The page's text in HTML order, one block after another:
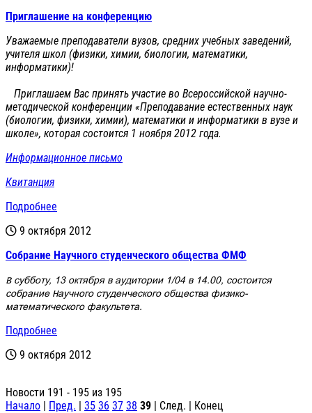
Приглашение на конференцию
Уважаемые преподаватели вузов, средних учебных заведений,
учителя школ (физики, химии, биологии, математики,
информатики)!
Приглашаем Вас принять участие во Всероссийской научно-
методической конференции «Преподавание естественных наук
(биологии, физики, химии), математики и информатики в вузе и
школе», которая состоится 1 ноября 2012 года.
Информационное письмо
Квитанция
Подробнее
9 октября 2012
Cобрание Научного студенческого общества ФМФ
В субботу, 13 октября в аудитории 1/04 в 14.00, состоится
собрание Научного студенческого общества физико-
математического факультета.
Подробнее
9 октября 2012
Новости 191 - 195 из 195
Начало | Пред. | 35 36 37 38 39 | След. | Конец